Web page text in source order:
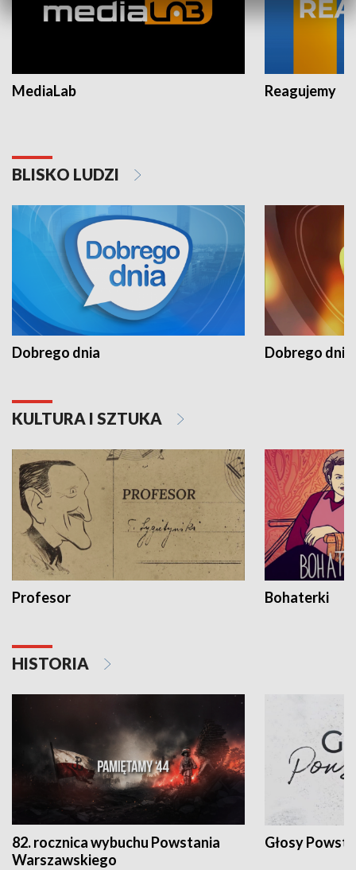
MediaLab Reagujemy
BLISKO LUDZI
Dobrego dnia Dobrego dnia
KULTURA I SZTUKA
Profesor Bohaterki
HISTORIA
82. rocznica wybuchu Powstania
Warszawskiego
Głosy